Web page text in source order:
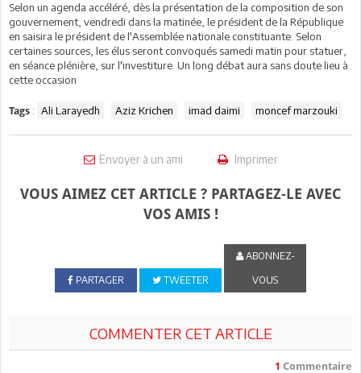
Selon un agenda accéléré, dès la présentation de la composition de son
gouvernement, vendredi dans la matinée, le président de la République
en saisira le président de l'Assemblée nationale constituante. Selon
certaines sources, les élus seront convoqués samedi matin pour statuer,
en séance plénière, sur l'investiture. Un long débat aura sans doute lieu à
cette occasion
Tags : Ali Larayedh Aziz Krichen imad daimi moncef marzouki
Envoyer à un ami Imprimer
VOUS AIMEZ CET ARTICLE ? PARTAGEZ-LE AVEC
VOS AMIS !
PARTAGER TWEETER
ABONNEZ-
VOUS
COMMENTER CET ARTICLE
1 Commentaire